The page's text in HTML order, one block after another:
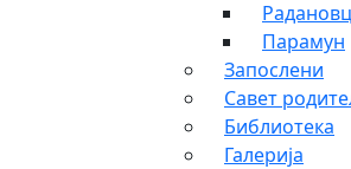
Парамун
Запослени
Савет
Библиотека
Галерија